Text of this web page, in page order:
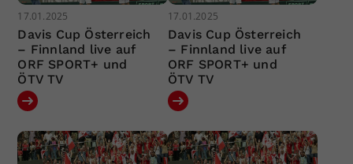
17.01.2025
Davis Cup Österreich
– Finnland live auf
ORF SPORT+ und
ÖTV TV
17.01.2025
Davis Cup Österreich
– Finnland live auf
ORF SPORT+ und
ÖTV TV